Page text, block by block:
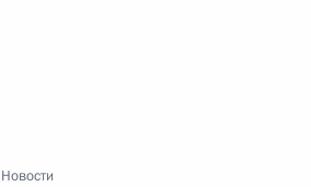
Новости